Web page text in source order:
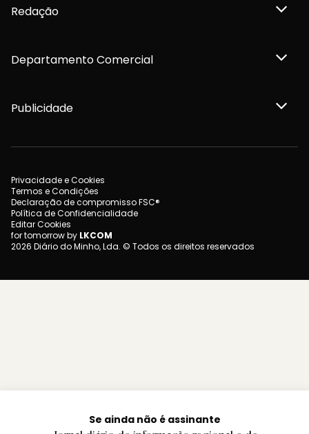
Se ainda não é assinante
Redação
Departamento Comercial
Publicidade
Privacidade e Cookies
Termos e Condições
Declaração de compromisso FSC®
Política de Confidencialidade
Editar Cookies
for tomorrow by LKCOM
2026 Diário do Minho, Lda. © Todos os direitos reservados